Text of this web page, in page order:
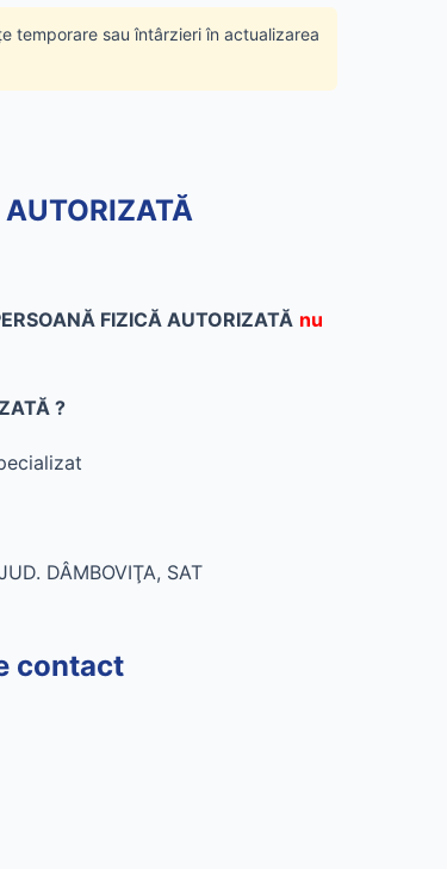
temporare sau întârzieri în actualizarea
FIZICĂ AUTORIZATĂ nu
?
DÂMBOVIŢA, SAT
contact